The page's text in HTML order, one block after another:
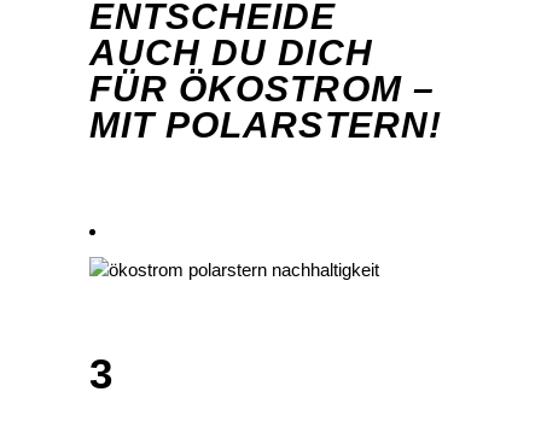
ENTSCHEIDE
AUCH DU DICH
FÜR ÖKOSTROM –
MIT POLARSTERN!
3